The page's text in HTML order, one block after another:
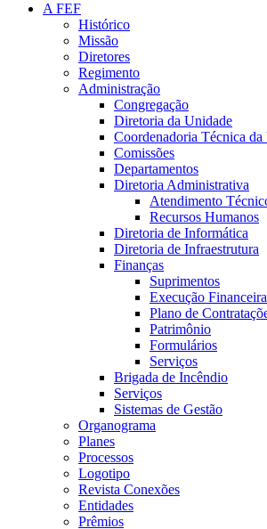
A FEF
Histórico
Missão
Diretores
Regimento
Administração
Congregação
Diretoria da Unidade
Coordenadoria Técnica da
Comissões
Departamentos
Diretoria Administrativa
Atendimento
Recursos Humanos
Diretoria de Informática
Diretoria de Infraestrutura
Finanças
Suprimentos
Execução Financeira
Plano de
Patrimônio
Formulários
Serviços
Brigada de Incêndio
Serviços
Sistemas de Gestão
Organograma
Planes
Processos
Logotipo
Revista Conexões
Entidades
Prêmios